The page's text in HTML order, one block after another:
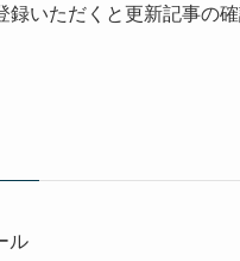
録いただくと更新記事の
ル